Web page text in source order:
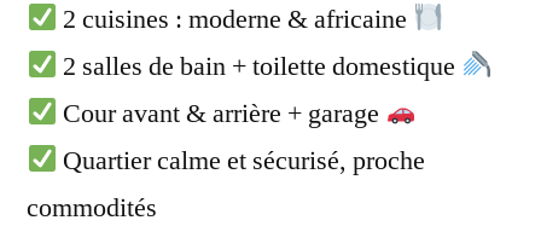
2 cuisines : moderne & africaine
2 salles de bain + toilette domestique
Cour avant & arrière + garage
Quartier calme et sécurisé, proche
commodités